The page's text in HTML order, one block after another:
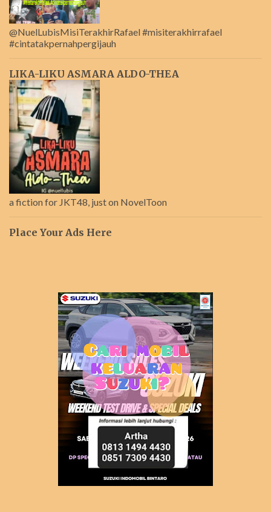
@NuelLubisMisiTerakhirRafael #misiterakhirrafael
#cintatakpernahpergijauh
LIKA-LIKU ASMARA ALDO-THEA
a fiction for JKT48, just on NovelToon
Place Your Ads Here